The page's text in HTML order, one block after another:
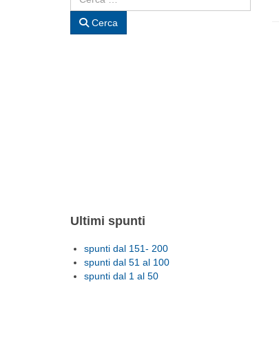
Cerca
Ultimi spunti
spunti dal 151- 200
spunti dal 51 al 100
spunti dal 1 al 50